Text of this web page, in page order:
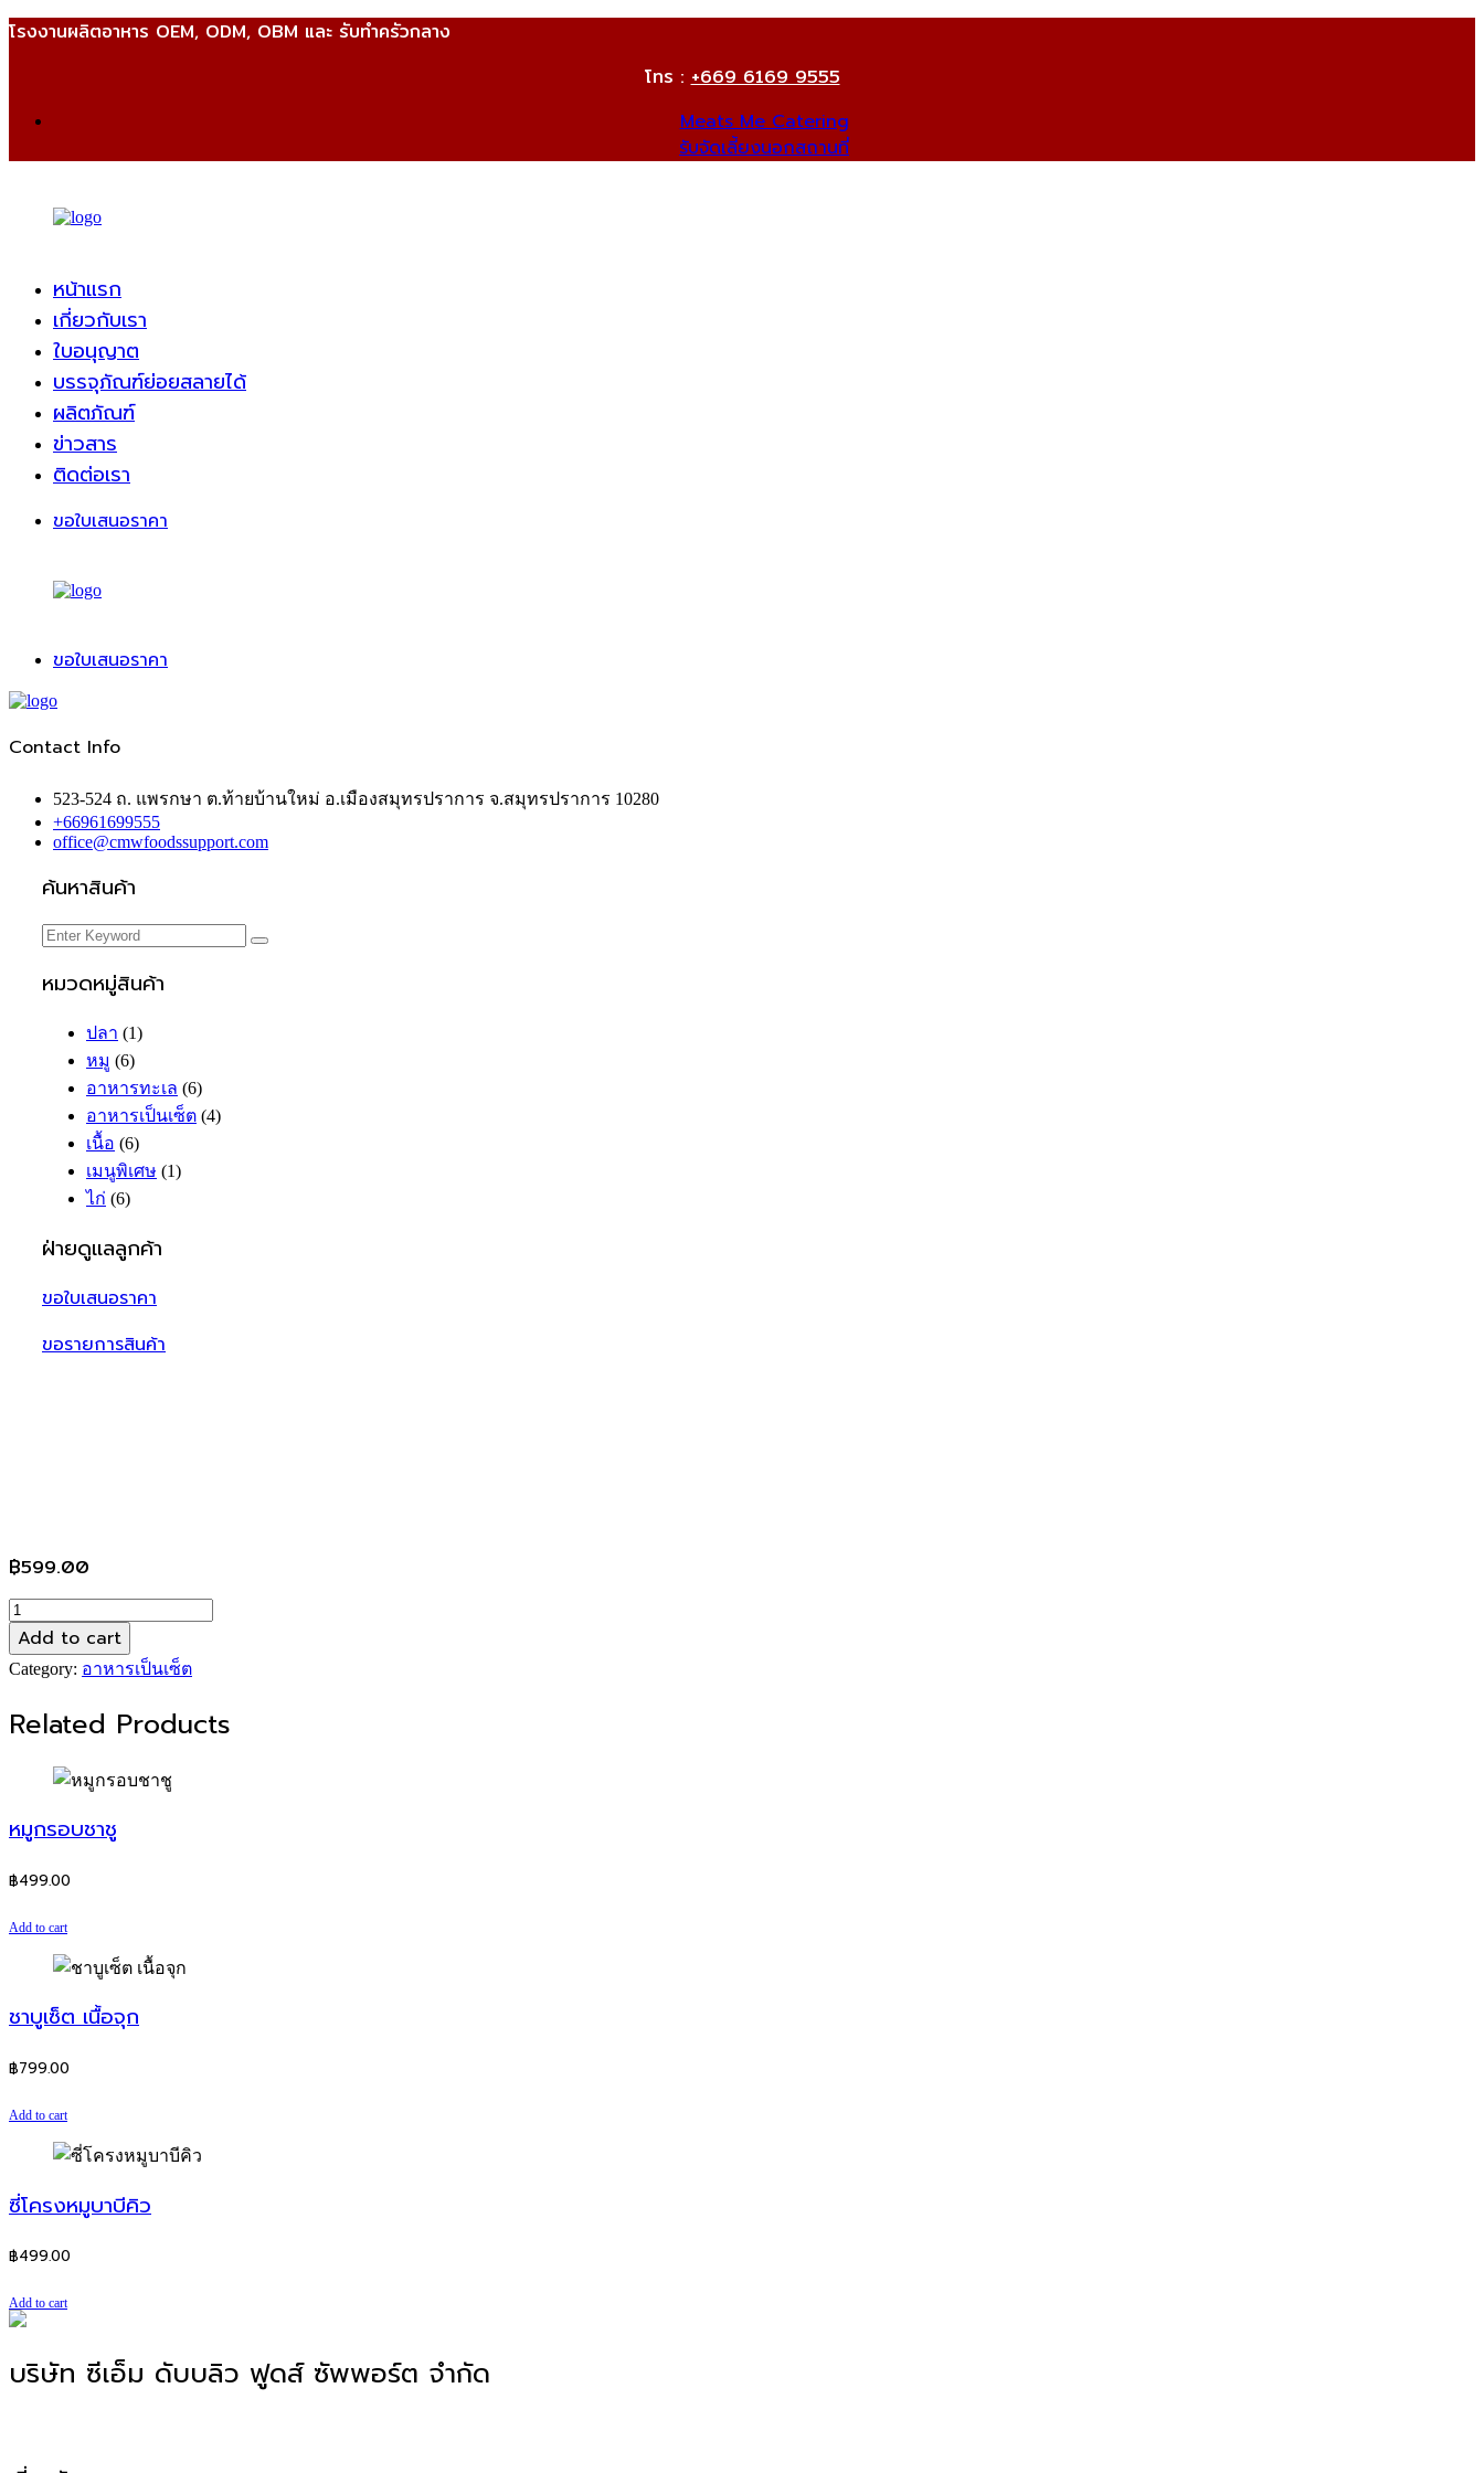
โรงงานผลิตอาหาร OEM, ODM, OBM และ รับทำครัวกลาง
โทร :+669 6169 9555
Meats Me Catering
รับจัดเลี้ยงนอกสถานที่
หน้าแรก
เกี่ยวกับเรา
ใบอนุญาต
บรรจุภัณฑ์ย่อยสลายได้
ผลิตภัณฑ์
ข่าวสาร
ติดต่อเรา
ขอใบเสนอราคา
ขอใบเสนอราคา
Contact Info
523-524 ถ. แพรกษา ต.ท้ายบ้านใหม่ อ.เมืองสมุทรปราการ จ.สมุทรปราการ 10280
+66961699555
office@cmwfoodssupport.com
ค้นหาสินค้า
หมวดหมู่สินค้า
ปลา (1)
หมู (6)
อาหารทะเล (6)
อาหารเป็นเซ็ต (4)
เนื้อ (6)
เมนูพิเศษ (1)
ไก่ (6)
ฝ่ายดูแลลูกค้า
ขอใบเสนอราคา
ขอรายการสินค้า
฿599.00
ชา
เซ็ต
จุก
Add to cart
Category: อาหารเป็นเซ็ต
Related Products
หมูกรอบชาชู
฿499.00
Add to cart
ชาบูเซ็ต เนื้อจุก
฿799.00
Add to cart
ซี่โครงหมูบาบีคิว
฿499.00
Add to cart
บริษัท ซีเอ็ม ดับบลิว ฟูดส์ ซัพพอร์ต จำกัด